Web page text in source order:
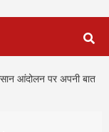
आंदोलन पर अपनी बात